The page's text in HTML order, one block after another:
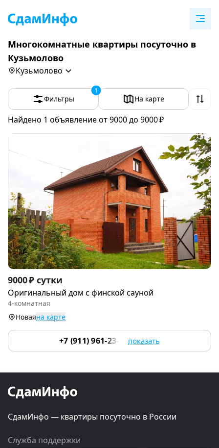
Многокомнатные квартиры посуточно в
Кузьмолово
Кузьмолово
Фильтры
1
На карте
Найдено 1 объявлениеот 9000 до 9000 ₽
Item
1
of
9000 ₽ сутки
Оригинальный дом с финской сауной
4-комнатная
Новаяна карте
+7 (911) 961-23-75 показать
СдамИнфо — квартиры посуточно в России
Служба поддержки